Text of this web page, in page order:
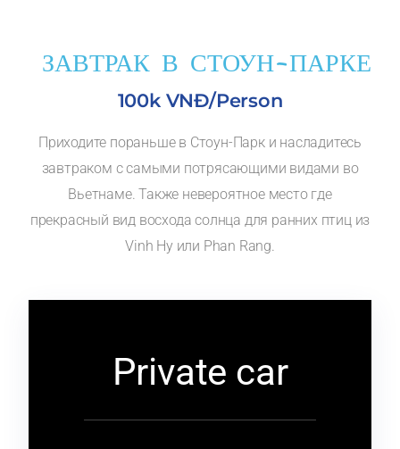
ЗАВТРАК В СТОУН-ПАРКЕ
100k VNĐ/Person
Приходите пораньше в Стоун-Парк и насладитесь
завтраком с самыми потрясающими видами во
Вьетнаме. Также невероятное место где
прекрасный вид восхода солнца для ранних птиц из
Vinh Hy или Phan Rang.
Private car